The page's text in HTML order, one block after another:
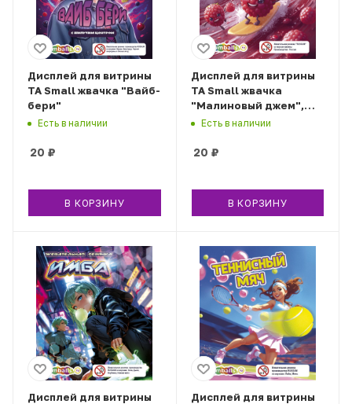
Дисплей для витрины
ТА Small жвачка "Вайб-
бери"
Есть в наличии
20 ₽
В КОРЗИНУ
Дисплей для витрины
ТА Small жвачка
"Малиновый джем",
вар.2
Есть в наличии
20 ₽
В КОРЗИНУ
Дисплей для витрины
Дисплей для витрины